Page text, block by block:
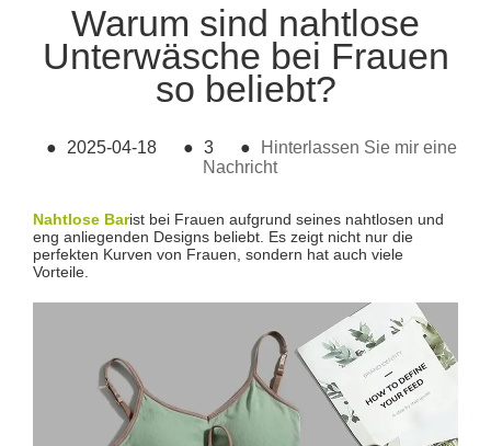
Warum sind nahtlose
Unterwäsche bei Frauen
so beliebt?
● 2025-04-18 ● 3 ●
Hinterlassen Sie mir eine
Nachricht
Nahtlose Barist bei Frauen aufgrund seines nahtlosen und
eng anliegenden Designs beliebt. Es zeigt nicht nur die
perfekten Kurven von Frauen, sondern hat auch viele
Vorteile.